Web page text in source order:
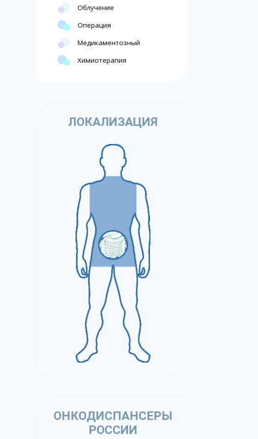
Облучение
Операция
Медикаментозный
Химиотерапия
ЛОКАЛИЗАЦИЯ
ОНКОДИСПАНСЕРЫ
РОССИИ